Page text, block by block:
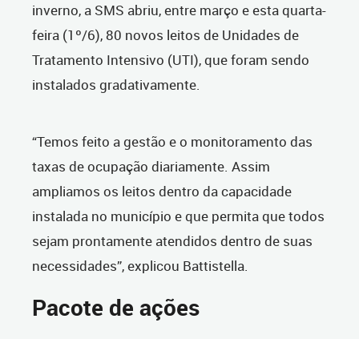
inverno, a SMS abriu, entre março e esta quarta-
feira (1º/6), 80 novos leitos de Unidades de
Tratamento Intensivo (UTI), que foram sendo
instalados gradativamente.
“Temos feito a gestão e o monitoramento das
taxas de ocupação diariamente. Assim
ampliamos os leitos dentro da capacidade
instalada no município e que permita que todos
sejam prontamente atendidos dentro de suas
necessidades”, explicou Battistella.
Pacote de ações